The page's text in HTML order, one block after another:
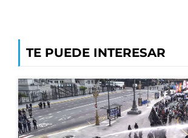
TE PUEDE INTERESAR